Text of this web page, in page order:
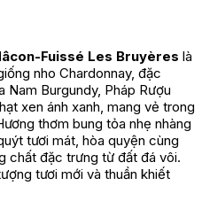
Fuissé Les Bruyères là
nho Chardonnay, đặc
Burgundy, Pháp Rượu
xen ánh xanh, mang vẻ trong
thơm bung tỏa nhẹ nhàng
tươi mát, hòa quyện cùng
chất đặc trưng từ đất đá vôi.
tươi mới và thuần khiết